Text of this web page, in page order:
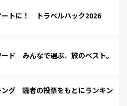
ートに！ トラベルハック2026
ド みんなで選ぶ、旅のベスト。
ング 読者の投票をもとにランキン